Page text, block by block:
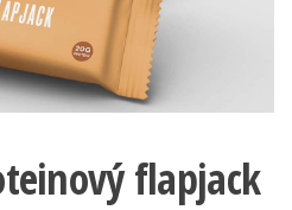
flapjack